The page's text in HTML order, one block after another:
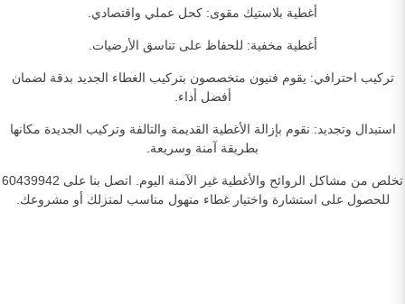
أغطية بلاستيك مقوى: كحل عملي واقتصادي.
أغطية مخفية: للحفاظ على تناسق الأرضيات.
تركيب احترافي: يقوم فنيون متخصصون بتركيب الغطاء الجديد بدقة لضمان
أفضل أداء.
استبدال وتجديد: نقوم بإزالة الأغطية القديمة والتالفة وتركيب الجديدة مكانها
بطريقة آمنة وسريعة.
تخلص من مشاكل الروائح والأغطية غير الآمنة اليوم. اتصل بنا على 60439942
للحصول على استشارة واختيار غطاء منهول مناسب لمنزلك أو مشروعك.